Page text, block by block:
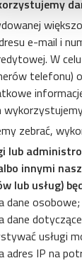
e-mail i
W
telefonu)
zebrać,
lub
innymi
lub usług)
dane osobowe;
dane
usługi
adres IP na